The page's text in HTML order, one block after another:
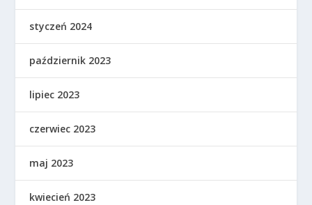
styczeń 2024
październik 2023
lipiec 2023
czerwiec 2023
maj 2023
kwiecień 2023